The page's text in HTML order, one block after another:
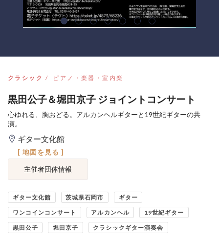
クラシック ピアノ・楽器・室内楽
黒田公子＆堀田京子 ジョイントコンサート
心ゆれる、胸おどる。アルカンヘルギターと19世紀ギターの共
演。
ギター文化館
[ 地図を見る ]
主催者団体情報
ギター文化館 茨城県石岡市 ギター
ワンコインコンサート アルカンヘル 19世紀ギター
黒田公子 堀田京子 クラシックギター演奏会